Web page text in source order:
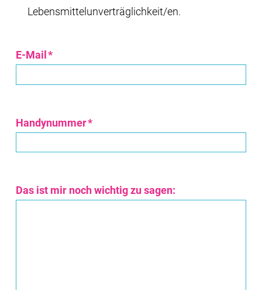
Lebensmittelunverträglichkeit/en.
E-Mail *
Handynummer*
Das ist mir noch wichtig zu sagen: